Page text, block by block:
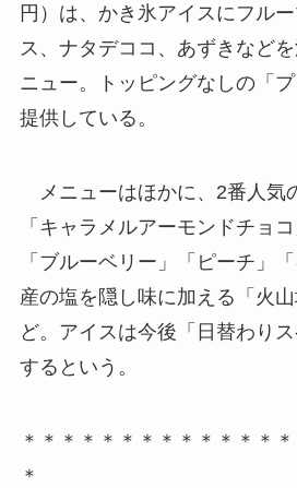
円）は、かき氷アイスにフル
ス、ナタデココ、あずきなど
ニュー。トッピングなしの「
提供している。
メニューはほかに、2番人気
「キャラメルアーモンドチョ
「ブルーベリー」「ピーチ」
産の塩を隠し味に加える「火
ど。アイスは今後「日替わり
するという。
＊＊＊＊＊＊＊＊＊＊＊＊＊
＊